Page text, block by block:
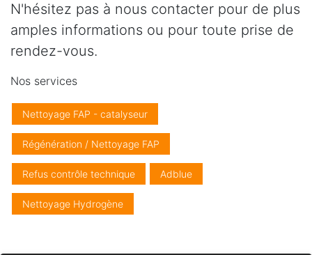
N'hésitez pas à nous contacter pour de plus
amples informations ou pour toute prise de
rendez-vous.
Nos services
Nettoyage FAP - catalyseur
Régénération / Nettoyage FAP
Refus contrôle technique Adblue
Nettoyage Hydrogène